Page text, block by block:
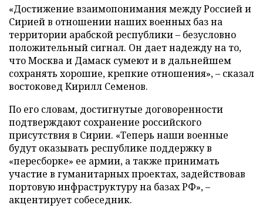
«Достижение взаимопонимания между Россией и
Сирией в отношении наших военных баз на
территории арабской республики – безусловно
положительный сигнал. Он дает надежду на то,
что Москва и Дамаск сумеют и в дальнейшем
сохранять хорошие, крепкие отношения», – сказал
востоковед Кирилл Семенов.
По его словам, достигнутые договоренности
подтверждают сохранение российского
присутствия в Сирии. «Теперь наши военные
будут оказывать республике поддержку в
«пересборке» ее армии, а также принимать
участие в гуманитарных проектах, задействовав
портовую инфраструктуру на базах РФ», –
акцентирует собеседник.